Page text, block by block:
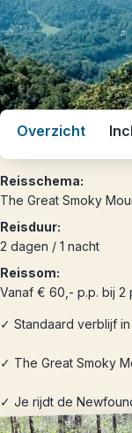
Overzicht
Reisschema:
The Great Smoky
Reisduur:
2 dagen / 1 nacht
Reissom:
Vanaf € 60,- p.p. bij 2
✓ Standaard verblijf
✓ The Great Smoky
✓ Je rijdt de